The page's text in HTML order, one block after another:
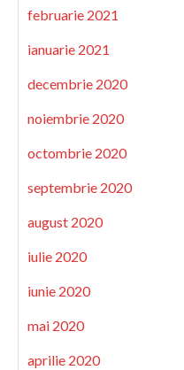
februarie 2021
ianuarie 2021
decembrie 2020
noiembrie 2020
octombrie 2020
septembrie 2020
august 2020
iulie 2020
iunie 2020
mai 2020
aprilie 2020